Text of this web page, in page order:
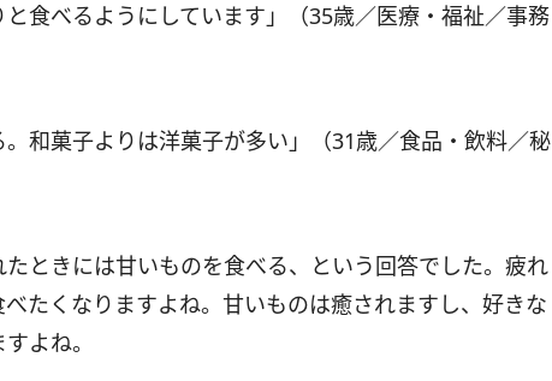
と食べるようにしています」（35歳／医療・福祉／事務
。和菓子よりは洋菓子が多い」（31歳／食品・飲料／秘
ときには甘いものを食べる、という回答でした。疲れ
たくなりますよね。甘いものは癒されますし、好きな
よね。